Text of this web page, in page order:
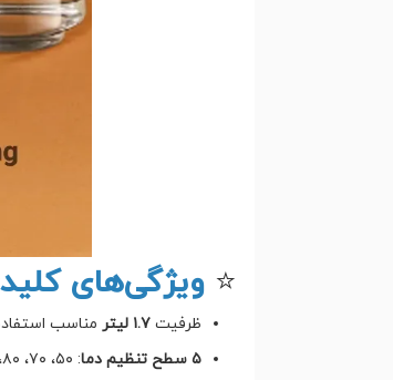
⭐ ویژگی‌های
ظرفیت ۱.۷ لیتر
مناسب
۵ سطح تنظیم دما
: ۵۰، ۷۰، ۸۰، ۹۰ و ۱۰۰ درجه سانتی‌گراد